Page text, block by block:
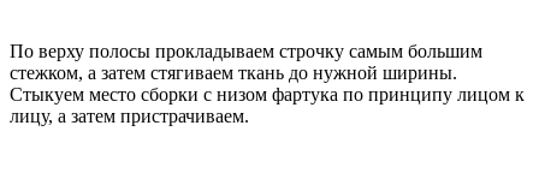
По верху полосы прокладываем строчку самым большим
стежком, а затем стягиваем ткань до нужной ширины.
Стыкуем место сборки с низом фартука по принципу лицом к
лицу, а затем пристрачиваем.